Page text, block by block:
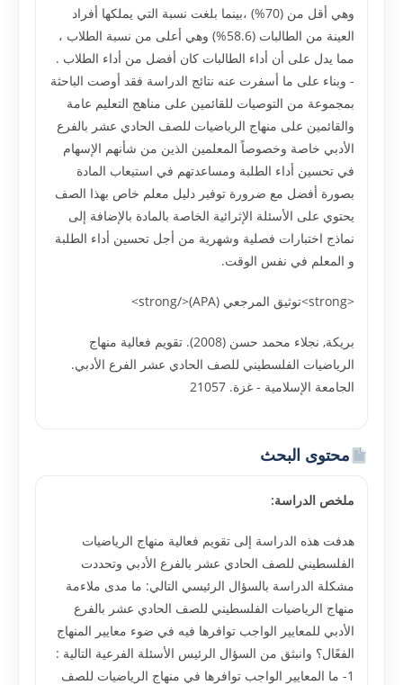
وهي أقل من (70%) ،بينما بلغت نسبة التي يملكها أفراد
العينة من الطالبات (58.6%) وهي أعلى من نسبة الطلاب ،
مما يدل على أن أداء الطالبات كان أفضل من أداء الطلاب .
- وبناء على ما أسفرت عنه نتائج الدراسة فقد أوصت الباحثة
بمجموعة من التوصيات للقائمين على مناهج التعليم عامة
والقائمين على منهاج الرياضيات للصف الحادي عشر بالفرع
الأدبي خاصة وخصوصاً المعلمين الذين من شأنهم الإسهام
في تحسين أداء الطلبة ومساعدتهم في استيعاب المادة
بصورة أفضل مع ضرورة توفير دليل معلم خاص بهذا الصف
يحتوي على الأسئلة الإثرائية الخاصة بالمادة بالإضافة إلى
نماذج اختبارات فصلية وشهرية من أجل تحسين أداء الطلبة
و المعلم في نفس الوقت.
<strong>توثيق المرجعي (APA)</strong>
بريكة, نجلاء محمد حسن (2008). تقويم فعالية منهاج
الرياضيات الفلسطيني للصف الحادي عشر الفرع الأدبي.
الجامعة الإسلامية - غزة. 21057
محتوى البحث
ملخص الدراسة:
هدفت هذه الدراسة إلى تقويم فعالية منهاج الرياضيات
الفلسطيني للصف الحادي عشر بالفرع الأدبي وتحددت
مشكلة الدراسة بالسؤال الرئيسي التالي: ما مدى ملاءمة
منهاج الرياضيات الفلسطيني للصف الحادي عشر بالفرع
الأدبي للمعايير الواجب توافرها فيه في ضوء معايير المنهاج
الفعًال؟ وانبثق من السؤال الرئيس الأسئلة الفرعية التالية :
1- ما المعايير الواجب توافرها في منهاج الرياضيات للصف